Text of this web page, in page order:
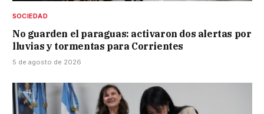
SOCIEDAD
No guarden el paraguas: activaron dos alertas por
lluvias y tormentas para Corrientes
5 de agosto de 2026